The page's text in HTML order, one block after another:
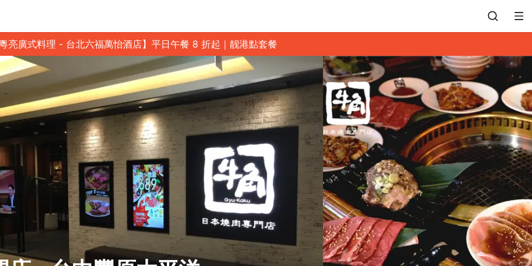
訂位紀錄
餐廳客服
常見問題
EZTABLE 禮物卡
餐廳合作
亮廣式料理 - 台北六福萬怡酒店】平日午餐 8 折起｜靓港點套餐